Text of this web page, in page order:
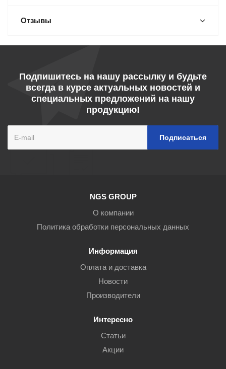
Отзывы
Подпишитесь на нашу рассылку и будьте
всегда в курсе актуальных новостей и
специальных предложений на нашу
продукцию!
NGS GROUP
О компании
Политика обработки персональных данных
Информация
Оплата и доставка
Новости
Производители
Интересно
Статьи
Акции